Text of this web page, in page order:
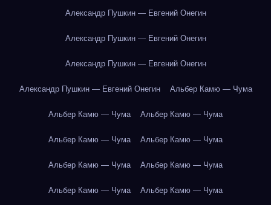
Александр Пушкин — Евгений Онегин
Александр Пушкин — Евгений Онегин
Александр Пушкин — Евгений Онегин
Александр Пушкин — Евгений Онегин Альбер Камю — Чума
Альбер Камю — Чума Альбер Камю — Чума
Альбер Камю — Чума Альбер Камю — Чума
Альбер Камю — Чума Альбер Камю — Чума
Альбер Камю — Чума Альбер Камю — Чума